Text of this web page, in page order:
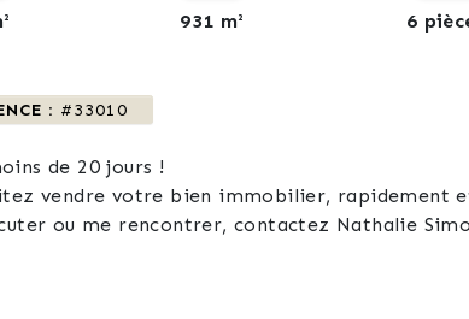
931 m² 6
: #33010
de 20 jours !
vendre votre bien immobilier, rapidement
ou me rencontrer, contactez Nathalie